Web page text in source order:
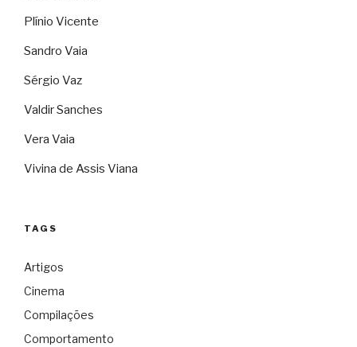
Plínio Vicente
Sandro Vaia
Sérgio Vaz
Valdir Sanches
Vera Vaia
Vivina de Assis Viana
TAGS
Artigos
Cinema
Compilações
Comportamento